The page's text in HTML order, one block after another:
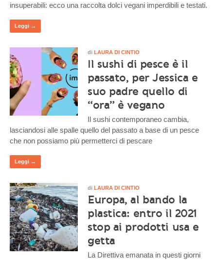
insuperabili: ecco una raccolta dolci vegani imperdibili e testati.
Leggi →
di LAURA DI CINTIO
Il sushi di pesce è il
passato, per Jessica e
suo padre quello di
“ora” è vegano
Il sushi contemporaneo cambia,
lasciandosi alle spalle quello del passato a base di un pesce
che non possiamo più permetterci di pescare
Leggi →
di LAURA DI CINTIO
Europa, al bando la
plastica: entro il 2021
stop ai prodotti usa e
getta
La Direttiva emanata in questi giorni